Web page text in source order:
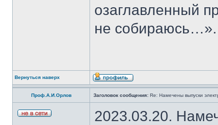
озаглавленный
не собираюсь…».
Вернуться наверх
Проф.А.И.Орлов Заголовок сообщения: Re: Намечены выпуски
2023.03.20.